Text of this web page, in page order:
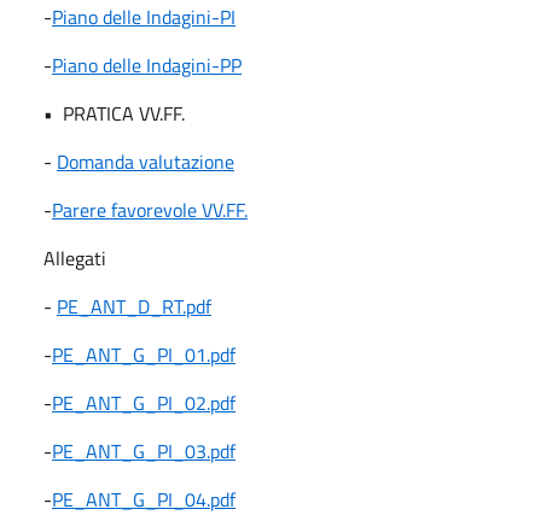
-Piano delle Indagini-PI
-Piano delle Indagini-PP
• PRATICA VV.FF.
- Domanda valutazione
-Parere favorevole VV.FF.
Allegati
- PE_ANT_D_RT.pdf
-PE_ANT_G_PI_01.pdf
-PE_ANT_G_PI_02.pdf
-PE_ANT_G_PI_03.pdf
-PE_ANT_G_PI_04.pdf